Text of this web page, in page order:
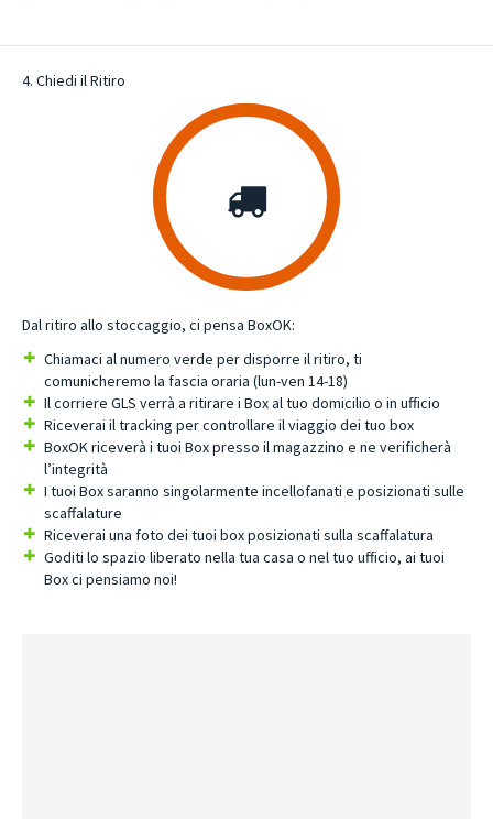
4. Chiedi il Ritiro
Dal ritiro allo stoccaggio, ci pensa BoxOK:
Chiamaci al numero verde per disporre il ritiro, ti
comunicheremo la fascia oraria (lun-ven 14-18)
Il corriere GLS verrà a ritirare i Box al tuo domicilio o in ufficio
Riceverai il tracking per controllare il viaggio dei tuo box
BoxOK riceverà i tuoi Box presso il magazzino e ne verificherà
l’integrità
I tuoi Box saranno singolarmente incellofanati e posizionati sulle
scaffalature
Riceverai una foto dei tuoi box posizionati sulla scaffalatura
Goditi lo spazio liberato nella tua casa o nel tuo ufficio, ai tuoi
Box ci pensiamo noi!